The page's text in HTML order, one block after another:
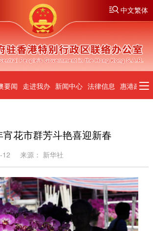
中文繁体
要闻 走进我办 新闻中心 法律信息 惠港政策
宵花市群芳斗艳喜迎新春
12 来源： 新华社